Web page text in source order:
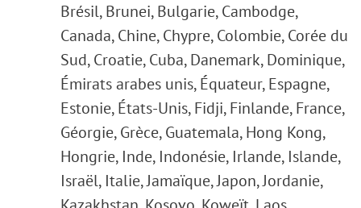
Brésil, Brunei, Bulgarie, Cambodge,
Canada, Chine, Chypre, Colombie, Corée du
Sud, Croatie, Cuba, Danemark, Dominique,
Émirats arabes unis, Équateur, Espagne,
Estonie, États-Unis, Fidji, Finlande, France,
Géorgie, Grèce, Guatemala, Hong Kong,
Hongrie, Inde, Indonésie, Irlande, Islande,
Israël, Italie, Jamaïque, Japon, Jordanie,